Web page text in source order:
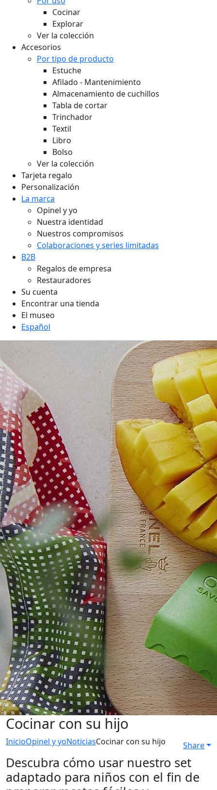
Cocinar
Explorar
Ver la colección
Accesorios
Por tipo de producto
Estuche
Afilado - Mantenimiento
Almacenamiento de cuchillos
Tabla de cortar
Trinchador
Textil
Libro
Bolso
Ver la colección
Tarjeta regalo
Personalización
La marca
Opinel y yo
Nuestra identidad
Nuestros compromisos
Colaboraciones y series limitadas
B2B
Regalos de empresa
Restauradores
Su cuenta
Encontrar una tienda
El museo
Español
Cocinar con su hijo
InicioOpinel y yoNoticiasCocinar con su hijo Share
Descubra cómo usar nuestro set
adaptado para niños con el fin de